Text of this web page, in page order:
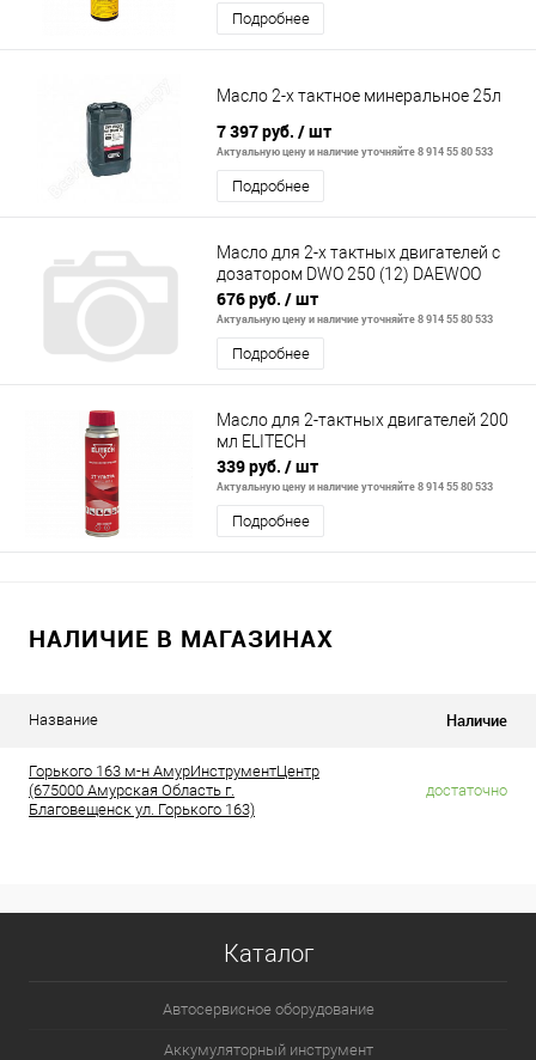
Подробнее
Масло 2-х тактное минеральное 25л
7 397 руб. / шт
Актуальную цену и наличие уточняйте 8 914 55 80 533
Подробнее
Масло для 2-х тактных двигателей с
дозатором DWO 250 (12) DAEWOO
676 руб. / шт
Актуальную цену и наличие уточняйте 8 914 55 80 533
Подробнее
Масло для 2-тактных двигателей 200
мл ELITECH
339 руб. / шт
Актуальную цену и наличие уточняйте 8 914 55 80 533
Подробнее
НАЛИЧИЕ В МАГАЗИНАХ
Название Наличие
Горького 163 м-н АмурИнструментЦентр
(675000 Амурская Область г.
Благовещенск ул. Горького 163)
достаточно
Каталог
Автосервисное оборудование
Аккумуляторный инструмент